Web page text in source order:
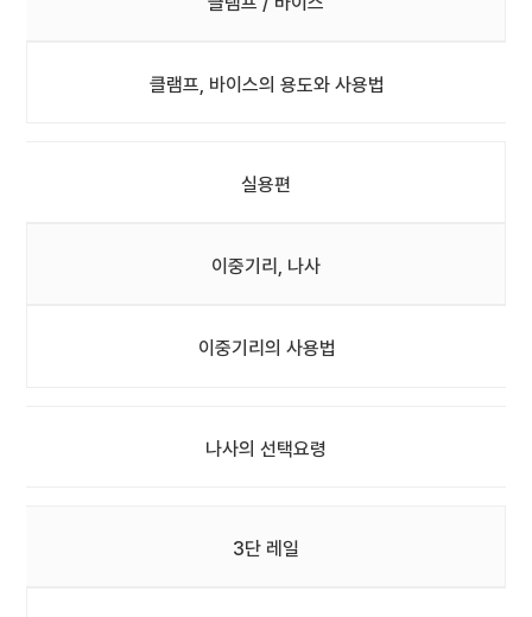
클램프, 바이스의 용도와 사용법
실용편
이중기리, 나사
이중기리의 사용법
나사의 선택요령
3단 레일